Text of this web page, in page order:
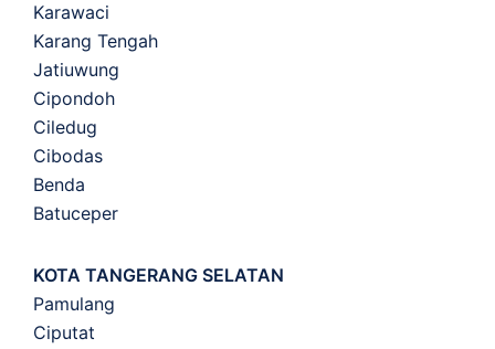
Karawaci
Karang Tengah
Jatiuwung
Cipondoh
Ciledug
Cibodas
Benda
Batuceper
KOTA TANGERANG SELATAN
Pamulang
Ciputat